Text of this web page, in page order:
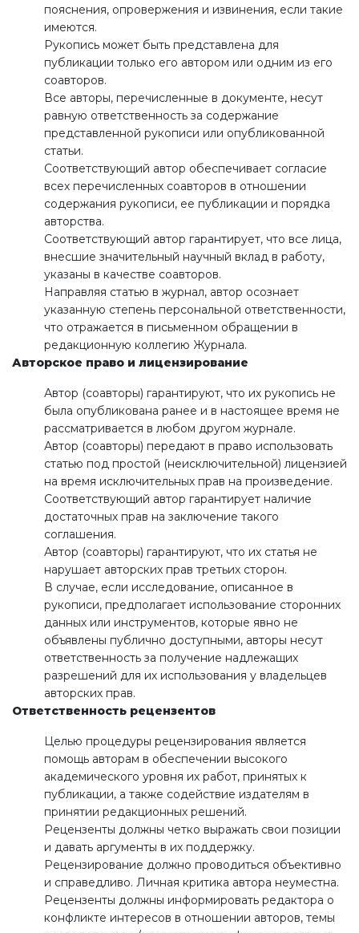
пояснения, опровержения и извинения, если такие
имеются.
Рукопись может быть представлена для
публикации только его автором или одним из его
соавторов.
Все авторы, перечисленные в документе, несут
равную ответственность за содержание
представленной рукописи или опубликованной
статьи.
Соответствующий автор обеспечивает согласие
всех перечисленных соавторов в отношении
содержания рукописи, ее публикации и порядка
авторства.
Соответствующий автор гарантирует, что все лица,
внесшие значительный научный вклад в работу,
указаны в качестве соавторов.
Направляя статью в журнал, автор осознает
указанную степень персональной ответственности,
что отражается в письменном обращении в
редакционную коллегию Журнала.
Авторское право и лицензирование
Автор (соавторы) гарантируют, что их рукопись не
была опубликована ранее и в настоящее время не
рассматривается в любом другом журнале.
Автор (соавторы) передают в право использовать
статью под простой (неисключительной) лицензией
на время исключительных прав на произведение.
Соответствующий автор гарантирует наличие
достаточных прав на заключение такого
соглашения.
Автор (соавторы) гарантируют, что их статья не
нарушает авторских прав третьих сторон.
В случае, если исследование, описанное в
рукописи, предполагает использование сторонних
данных или инструментов, которые явно не
объявлены публично доступными, авторы несут
ответственность за получение надлежащих
разрешений для их использования у владельцев
авторских прав.
Ответственность рецензентов
Целью процедуры рецензирования является
помощь авторам в обеспечении высокого
академического уровня их работ, принятых к
публикации, а также содействие издателям в
принятии редакционных решений.
Рецензенты должны четко выражать свои позиции
и давать аргументы в их поддержку.
Рецензирование должно проводиться объективно
и справедливо. Личная критика автора неуместна.
Рецензенты должны информировать редактора о
конфликте интересов в отношении авторов, темы